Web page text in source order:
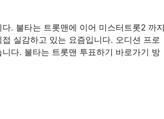
. 불타는 트롯맨에 이어 미스터트롯2 까지
실감하고 있는 요즘입니다. 오디션 프로
다. 불타는 트롯맨 투표하기 바로가기 방